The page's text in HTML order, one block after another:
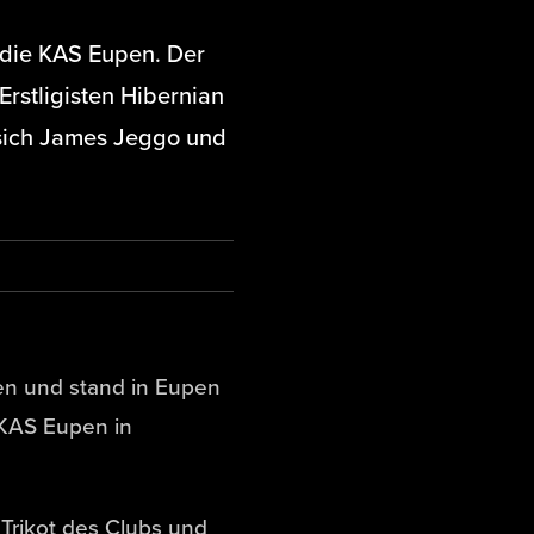
KAS Eupen. Der
Hibernian
James Jeggo und
und stand in Eupen
Eupen in
des Clubs und